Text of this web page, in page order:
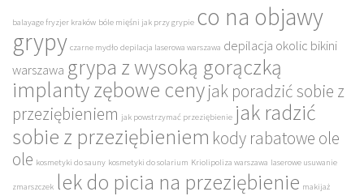
balayage fryzjer kraków bóle mięśni jak przy grypie co na objawy
grypy czarne mydło depilacja laserowa warszawa depilacja okolic bikini
warszawa grypa z wysoką gorączką
implanty zębowe cenyjak poradzić sobie z
przeziębieniem jak powstrzymać przeziębienie jak radzić
sobie z przeziębieniem kody rabatowe ole
ole kosmetyki do sauny kosmetyki do solarium Kriolipoliza warszawa laserowe usuwanie
zmarszczek lek do picia na przeziębienie makijaż